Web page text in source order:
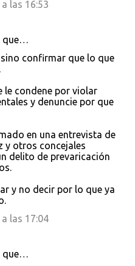
las 16:53
que…
confirmar que lo que
le condene por violar
y denuncie por que
en una entrevista de
y otros concejales
delito de prevaricación
y no decir por lo que ya
las 17:04
que…